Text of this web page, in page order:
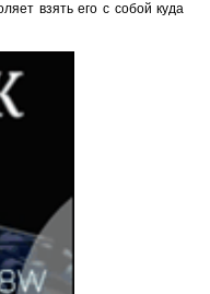
взять его с собой куда